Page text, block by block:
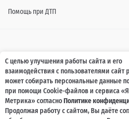
Помощь при ДТП
Информация о технических характеристиках,
гамме и стоимости автомобилей, а также
их проведения, указанных на сайте
характер и ни при каких условиях не
определяемой положениями пунктом 2
Российской Федерации. Для получения
специалистам нашей
С целью улучшения работы сайта и его
взаимодействия с пользователями сайт
может собирать персональные данные
при помощи Cookie-файлов и сервиса
Метрика» согласноПолитике
Продолжая работу с сайтом, Вы даёте